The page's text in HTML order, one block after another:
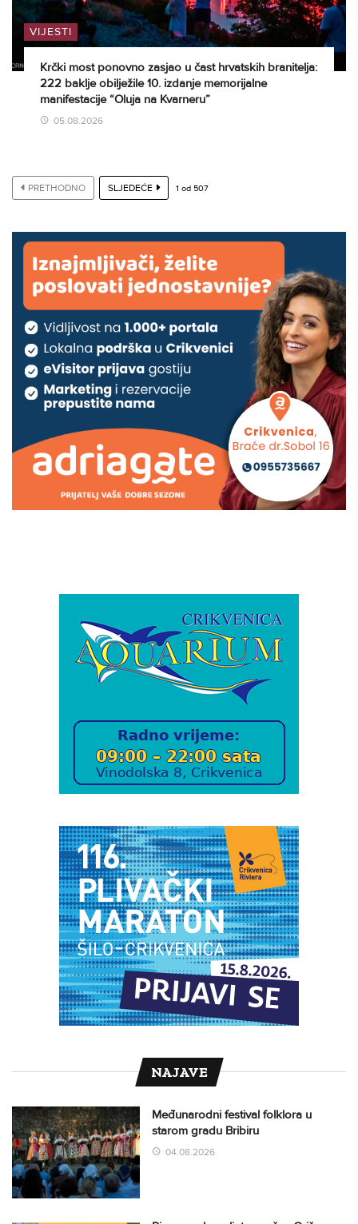
VIJESTI
Krčki most ponovno zasjao u čast hrvatskih branitelja:
222 baklje obilježile 10. izdanje memorijalne
manifestacije “Oluja na Kvarneru”
05.08.2026
PRETHODNO SLJEDEĆE 1 od 507
NAJAVE
Međunarodni festival folklora u
starom gradu Bribiru
04.08.2026